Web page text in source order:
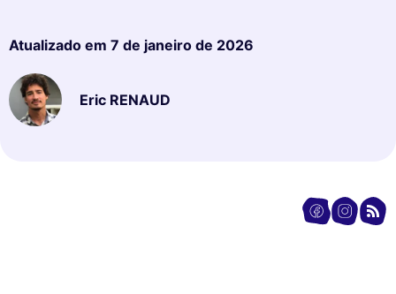
Atualizado em 7 de janeiro de 2026
Eric RENAUD